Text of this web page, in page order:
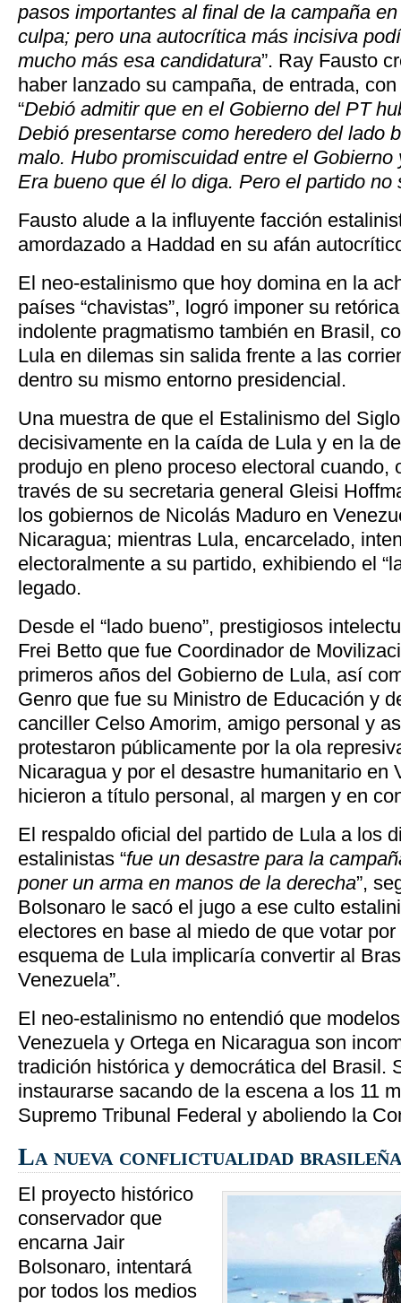
pasos importantes al final de la campaña
culpa; pero una autocrítica más incisiva
mucho más esa candidatura”. Ray Fausto
haber lanzado su campaña, de entrada,
“Debió admitir que en el Gobierno del PT
Debió presentarse como heredero del lado
malo. Hubo promiscuidad entre el
Era bueno que él lo diga. Pero el partido
Fausto alude a la influyente facción
amordazado a Haddad en su afán
El neo-estalinismo que hoy domina en la
países “chavistas”, logró imponer su
indolente pragmatismo también en Brasil,
Lula en dilemas sin salida frente a las
dentro su mismo entorno presidencial.
Una muestra de que el Estalinismo del
decisivamente en la caída de Lula y en la
produjo en pleno proceso electoral cuando,
través de su secretaria general Gleisi
los gobiernos de Nicolás Maduro en
Nicaragua; mientras Lula, encarcelado,
electoralmente a su partido, exhibiendo el
legado.
Desde el “lado bueno”, prestigiosos
Frei Betto que fue Coordinador de
primeros años del Gobierno de Lula, así
Genro que fue su Ministro de Educación y
canciller Celso Amorim, amigo personal y
protestaron públicamente por la ola
Nicaragua y por el desastre humanitario en
hicieron a título personal, al margen y en
El respaldo oficial del partido de Lula a los
estalinistas “fue un desastre para la
poner un arma en manos de la derecha”,
Bolsonaro le sacó el jugo a ese culto
electores en base al miedo de que votar
esquema de Lula implicaría convertir al
Venezuela”.
El neo-estalinismo no entendió que
Venezuela y Ortega en Nicaragua son
tradición histórica y democrática del Brasil.
instaurarse sacando de la escena a los 11
Supremo Tribunal Federal y aboliendo la
La nueva conflictualidad brasileña
El proyecto histórico
conservador que
encarna Jair
Bolsonaro, intentará
por todos los medios